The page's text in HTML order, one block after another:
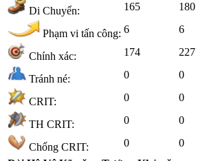
Di Chuyển: 165 180
Phạm vi tấn công: 6 6
Chính xác: 174 227
Tránh né: 0 0
CRIT: 0 0
TH CRIT: 0 0
Chống CRIT: 0 0